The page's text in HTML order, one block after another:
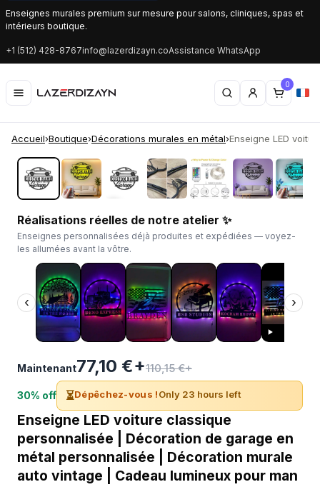
Enseignes murales premium sur mesure pour salons, cliniques, spas et
intérieurs boutique.
+1 (512) 428-8767info@lazerdizayn.coAssistance WhatsApp
0
Accueil›Boutique›Décorations murales en métal›Enseigne LED
‹ ›
Réalisations réelles de notre atelier ✨
Enseignes personnalisées déjà produites et expédiées — voyez-
les allumées avant la vôtre.
‹ ›
Maintenant77,10 €+110,15 €+
30% off ⏳Dépêchez-vous !Only 23 hours left
Enseigne LED voiture classique
personnalisée | Décoration de garage en
métal personnalisée | Décoration murale
auto vintage | Cadeau lumineux pour man